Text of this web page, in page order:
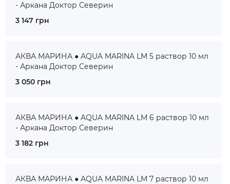
- Аркана Доктор Северин
3 147 грн
АКВА МАРИНА ● AQUA MARINA LM 5 раствор 10 мл
- Аркана Доктор Северин
3 050 грн
АКВА МАРИНА ● AQUA MARINA LM 6 раствор 10 мл
- Аркана Доктор Северин
3 182 грн
АКВА МАРИНА ● AQUA MARINA LM 7 раствор 10 мл